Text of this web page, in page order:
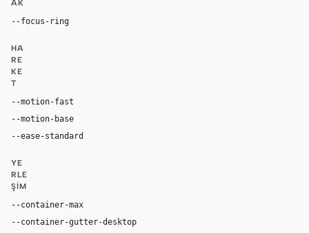
AK
--focus-ring
HA
RE
KE
T
--motion-fast
--motion-base
--ease-standard
YE
RLE
ŞIM
--container-max
--container-gutter-desktop